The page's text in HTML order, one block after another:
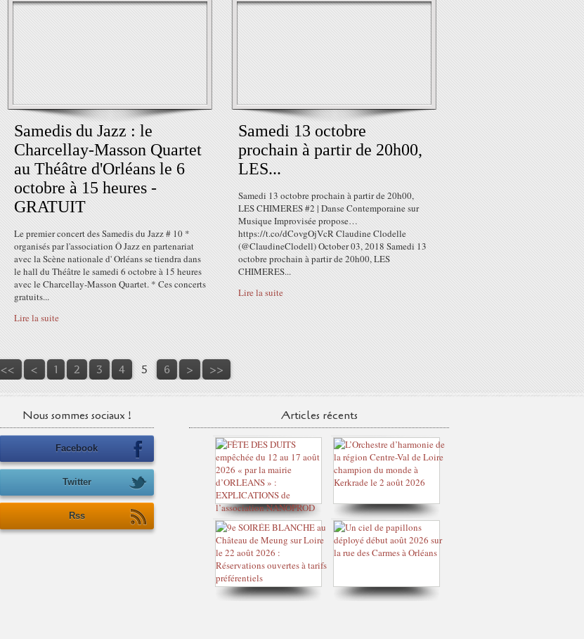
Samedis du Jazz : le
Charcellay-Masson Quartet
au Théâtre d'Orléans le 6
octobre à 15 heures -
GRATUIT
Le premier concert des Samedis du Jazz # 10 *
organisés par l'association Ô Jazz en partenariat
avec la Scène nationale d' Orléans se tiendra dans
le hall du Théâtre le samedi 6 octobre à 15 heures
avec le Charcellay-Masson Quartet. * Ces concerts
gratuits...
Lire la suite
Samedi 13 octobre
prochain à partir de 20h00,
LES...
Samedi 13 octobre prochain à partir de 20h00,
LES CHIMERES #2 | Danse Contemporaine sur
Musique Improvisée propose…
https://t.co/dCovgOjVcR Claudine Clodelle
(@ClaudineClodell) October 03, 2018 Samedi 13
octobre prochain à partir de 20h00, LES
CHIMERES...
Lire la suite
<< < 1 2 3 4 5 6 > >>
Nous sommes sociaux !
Facebook
Twitter
Rss
Articles récents